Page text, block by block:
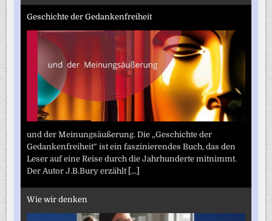
Geschichte der Gedankenfreiheit
und der Meinungsäußerung. Die „Geschichte der
Gedankenfreiheit“ ist ein faszinierendes Buch, das den
Leser auf eine Reise durch die Jahrhunderte mitnimmt.
Der Autor J.B.Bury erzählt [...]
Wie wir denken